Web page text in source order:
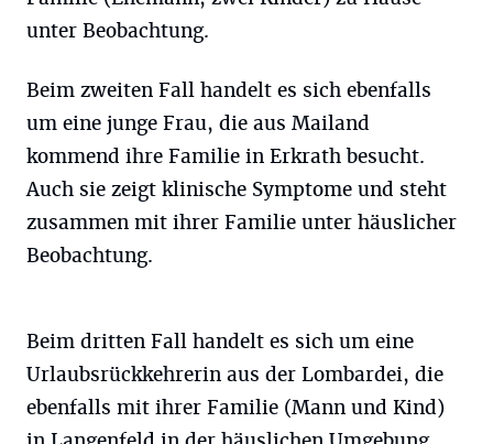
unter Beobachtung.
Beim zweiten Fall handelt es sich ebenfalls
um eine junge Frau, die aus Mailand
kommend ihre Familie in Erkrath besucht.
Auch sie zeigt klinische Symptome und steht
zusammen mit ihrer Familie unter häuslicher
Beobachtung.
Beim dritten Fall handelt es sich um eine
Urlaubsrückkehrerin aus der Lombardei, die
ebenfalls mit ihrer Familie (Mann und Kind)